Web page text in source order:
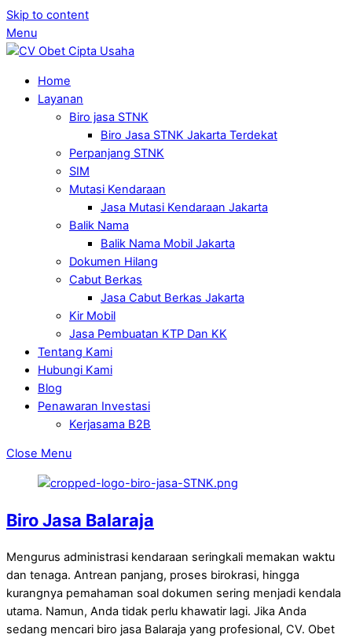
Skip to content
Menu
Home
Layanan
Biro jasa STNK
Biro Jasa STNK Jakarta Terdekat
Perpanjang STNK
SIM
Mutasi Kendaraan
Jasa Mutasi Kendaraan Jakarta
Balik Nama
Balik Nama Mobil Jakarta
Dokumen Hilang
Cabut Berkas
Jasa Cabut Berkas Jakarta
Kir Mobil
Jasa Pembuatan KTP Dan KK
Tentang Kami
Hubungi Kami
Blog
Penawaran Investasi
Kerjasama B2B
Close Menu
Biro Jasa Balaraja
Mengurus administrasi kendaraan seringkali memakan waktu
dan tenaga. Antrean panjang, proses birokrasi, hingga
kurangnya pemahaman soal dokumen sering menjadi kendala
utama. Namun, Anda tidak perlu khawatir lagi. Jika Anda
sedang mencari biro jasa Balaraja yang profesional, CV. Obet